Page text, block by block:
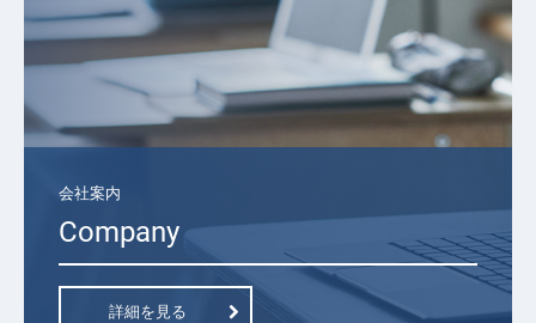
会社案内
Company
詳細を見る